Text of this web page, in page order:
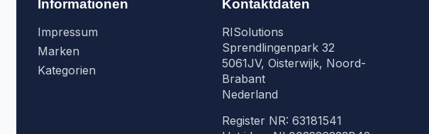
Informationen
Impressum
Marken
Kategorien
Kontaktdaten
RISolutions
Sprendlingenpark 32
5061JV, Oisterwijk, Noord-
Brabant
Nederland
Register NR: 63181541